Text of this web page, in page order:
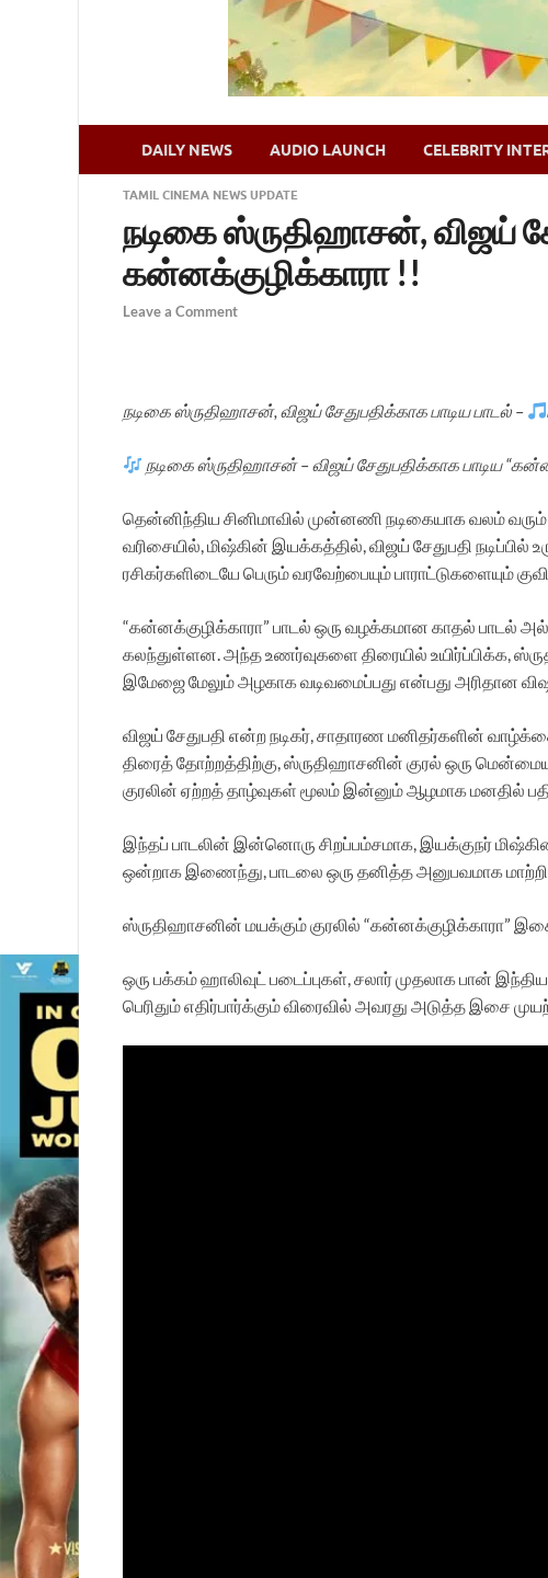
DAILY NEWS AUDIO LAUNCH CELEBRITY
TAMIL CINEMA NEWS UPDATE
நடிகை ஸ்ருதிஹாசன், விஜய்
கன்னக்குழிக்காரா !!
Leave a Comment
நடிகை ஸ்ருதிஹாசன், விஜய் சேதுபதிக்காக பாடிய பாடல் –
நடிகை ஸ்ருதிஹாசன் – விஜய் சேதுபதிக்காக பாடிய
தென்னிந்திய சினிமாவில் முன்னணி நடிகையாக வலம்
வரிசையில், மிஷ்கின் இயக்கத்தில், விஜய் சேதுபதி நடிப்பில்
ரசிகர்களிடையே பெரும் வரவேற்பையும் பாராட்டுகளையும்
“கன்னக்குழிக்காரா” பாடல் ஒரு வழக்கமான காதல் பாடல்
கலந்துள்ளன. அந்த உணர்வுகளை திரையில் உயிர்ப்பிக்க,
இமேஜை மேலும் அழகாக வடிவமைப்பது என்பது அரிதான
விஜய் சேதுபதி என்ற நடிகர், சாதாரண மனிதர்களின்
திரைத் தோற்றத்திற்கு, ஸ்ருதிஹாசனின் குரல் ஒரு
குரலின் ஏற்றத் தாழ்வுகள் மூலம் இன்னும் ஆழமாக மனதில்
இந்தப் பாடலின் இன்னொரு சிறப்பம்சமாக, இயக்குநர்
ஒன்றாக இணைந்து, பாடலை ஒரு தனித்த அனுபவமாக
ஸ்ருதிஹாசனின் மயக்கும் குரலில் “கன்னக்குழிக்காரா”
ஒரு பக்கம் ஹாலிவுட் படைப்புகள், சலார் முதலாக பான்
பெரிதும் எதிர்பார்க்கும் விரைவில் அவரது அடுத்த இசை